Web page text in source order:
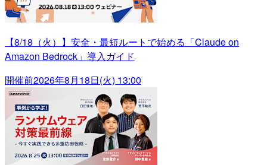
【8/18（火）】安全・最短ルートで始める「Claude on
Amazon Bedrock」導入ガイド
開催前2026年8月18日(火) 13:00